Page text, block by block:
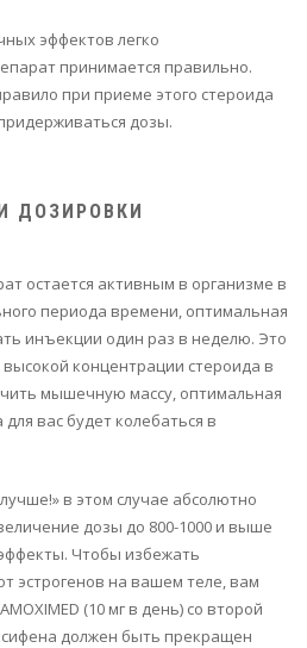
эффектов легко
принимается правильно.
при приеме этого стероида
дозы.
ДОЗИРОВКИ
остается активным в организме в
периода времени, оптимальная
инъекции один раз в неделю. Это
концентрации стероида в
мышечную массу, оптимальная
вас будет колебаться в
в этом случае абсолютно
дозы до 800-1000 и выше
Чтобы избежать
эстрогенов на вашем теле, вам
(10 мг в день) со второй
должен быть прекращен